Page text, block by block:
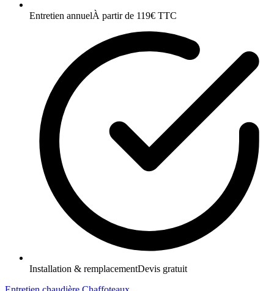
Entretien annuelÀ partir de 119€ TTC
Installation & remplacementDevis gratuit